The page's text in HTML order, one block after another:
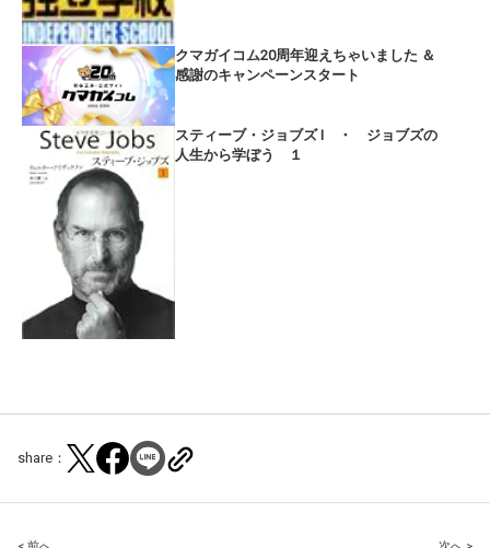
クマガイコム20周年迎えちゃいました ＆
感謝のキャンペーンスタート
スティーブ・ジョブズ I ・ ジョブズの
人生から学ぼう １
share：